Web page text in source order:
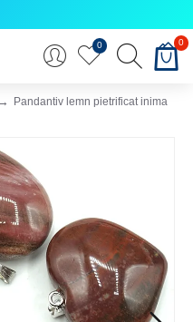
0 0
Pandantiv lemn pietrificat inima